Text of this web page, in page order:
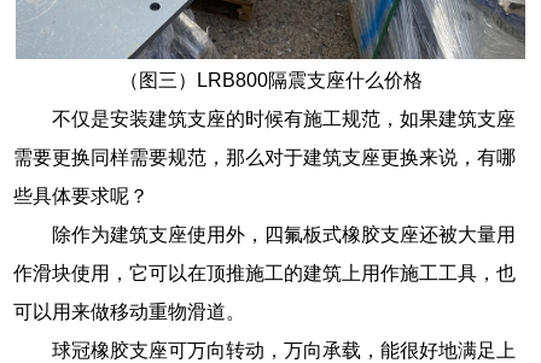
（图三）LRB800隔震支座什么价格
不仅是安装建筑支座的时候有施工规范，如果建筑支座
需要更换同样需要规范，那么对于建筑支座更换来说，有哪
些具体要求呢？
除作为建筑支座使用外，四氟板式橡胶支座还被大量用
作滑块使用，它可以在顶推施工的建筑上用作施工工具，也
可以用来做移动重物滑道。
球冠橡胶支座可万向转动，万向承载，能很好地满足上